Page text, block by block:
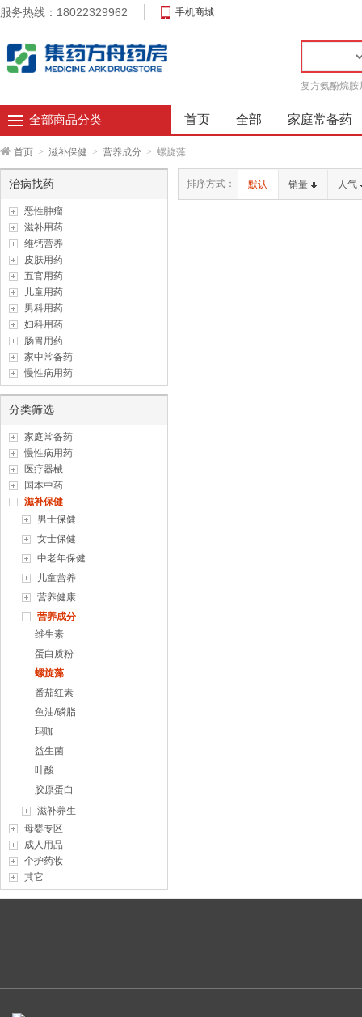
服务热线：18022329962 手机商城
复方氨酚烷胺
全部商品分类 首页 全部 家庭常备药
首页 > 滋补保健 > 营养成分 > 螺旋藻
治病找药
恶性肿瘤
滋补用药
维钙营养
皮肤用药
五官用药
儿童用药
男科用药
妇科用药
肠胃用药
家中常备药
慢性病用药
分类筛选
家庭常备药
慢性病用药
医疗器械
国本中药
滋补保健
男士保健
女士保健
中老年保健
儿童营养
营养健康
营养成分
维生素
蛋白质粉
螺旋藻
番茄红素
鱼油/磷脂
玛咖
益生菌
叶酸
胶原蛋白
滋补养生
母婴专区
成人用品
个护药妆
其它
排序方式： 默认 销量 人气